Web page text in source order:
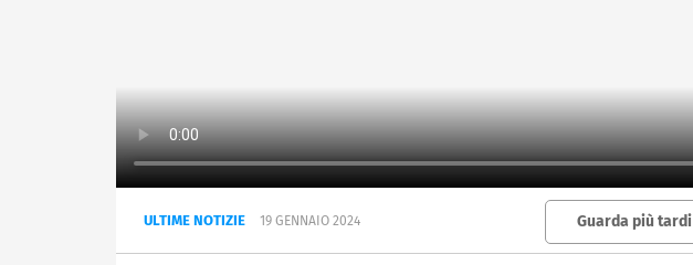
ULTIME NOTIZIE 19 GENNAIO 2024 Guarda più tardi